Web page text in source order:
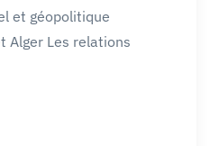
et géopolitique
Alger Les relations